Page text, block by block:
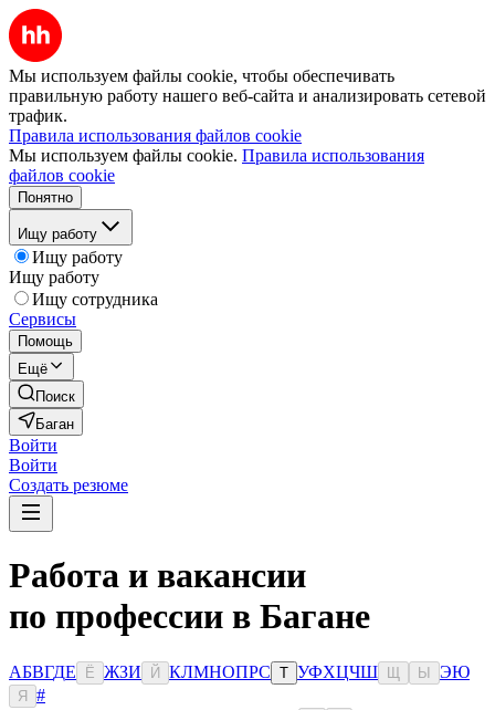
Мы используем файлы cookie, чтобы обеспечивать
правильную работу нашего веб-сайта и анализировать сетевой
трафик.
Правила использования файлов cookie
Мы используем файлы cookie. Правила использования
файлов cookie
Понятно
Ищу работу
Ищу работу
Ищу работу
Ищу сотрудника
Сервисы
Помощь
Ещё
Поиск
Баган
Войти
Войти
Создать резюме
Работа и вакансии
по профессии в Багане
АБВГДЕ Ё ЖЗИ Й КЛМНОПРС Т УФХЦЧШ Ы ЭЮ
Я
#